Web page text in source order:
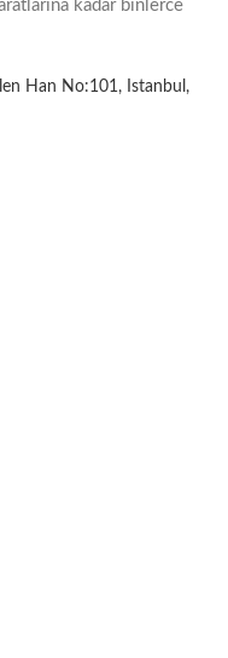
kadar binlerce
Han No:101, Istanbul,